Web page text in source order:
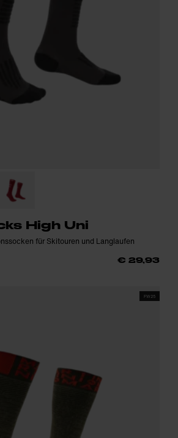
High Uni
für Skitouren und Langlaufen
€ 29,93
FW25